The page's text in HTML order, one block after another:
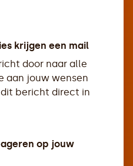
krijgen een mail
door naar alle
aan jouw wensen
bericht direct in
op jouw